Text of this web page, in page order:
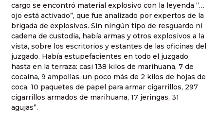
cargo se encontró material explosivo con la leyenda “…
ojo está activado”, que fue analizado por expertos de la
brigada de explosivos. Sin ningún tipo de resguardo ni
cadena de custodia, había armas y otros explosivos a la
vista, sobre los escritorios y estantes de las oficinas del
juzgado. Había estupefacientes en todo el juzgado,
hasta en la terraza: casi 138 kilos de marihuana, 7 de
cocaína, 9 ampollas, un poco más de 2 kilos de hojas de
coca, 10 paquetes de papel para armar cigarrillos, 297
cigarrillos armados de marihuana, 17 jeringas, 31
agujas”.